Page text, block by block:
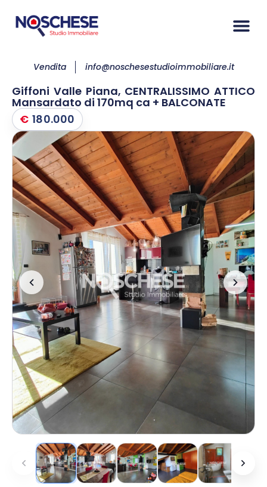
Vendita info@noschesestudioimmobiliare.it
Giffoni Valle Piana, CENTRALISSIMO ATTICO
Mansardato di 170mq ca + BALCONATE
€ 180.000